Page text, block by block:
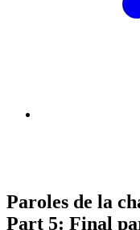
Paroles de la
Part 5: Final